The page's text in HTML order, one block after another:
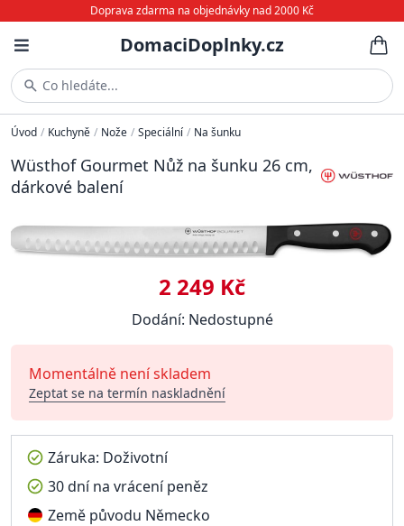
Doprava zdarma na objednávky nad 2000 Kč
DomaciDoplnky.cz
Co hledáte...
Úvod / Kuchyně / Nože / Speciální / Na šunku
Wüsthof Gourmet Nůž na šunku 26 cm,
dárkové balení
2 249 Kč
Dodání: Nedostupné
Momentálně není skladem
Zeptat se na termín naskladnění
Záruka: Doživotní
30 dní na vrácení peněz
Země původu Německo